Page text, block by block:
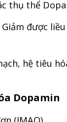
thụ thể
được
hệ tiêu
Dopamin